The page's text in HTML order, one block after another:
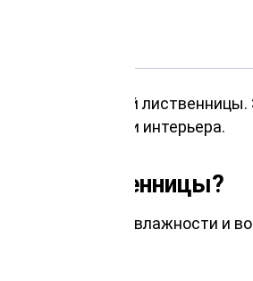
из сибирской
своего дома или интерьера.
лиственницы?
перепадам, влажности и
многих лет.